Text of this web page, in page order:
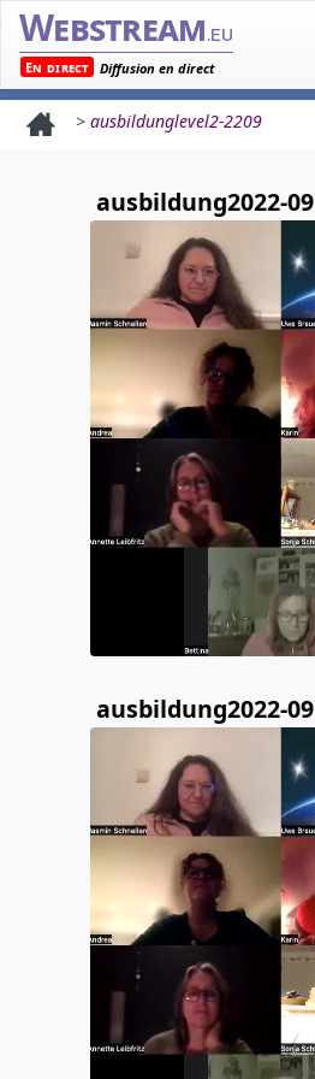
Webstream.eu
En direct Diffusion en direct
> ausbildunglevel2-2209
ausbildung2022-09
ausbildung2022-09